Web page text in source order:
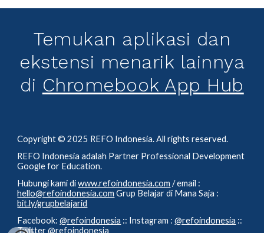
Temukan aplikasi dan
ekstensi menarik lainnya
di Chromebook App Hub
Copyright © 2025 REFO Indonesia.All rights reserved.
REFO Indonesia adalah Partner Professional Development
Google for Education.
Hubungi kami diwww.refoindonesia.com / email :
hello@refoindonesia.com Grup Belajar di Mana Saja :
bit.ly/grupbelajarid
Facebook:@refoindonesia :: Instagram :@refoindonesia ::
Twitter@refoindonesia